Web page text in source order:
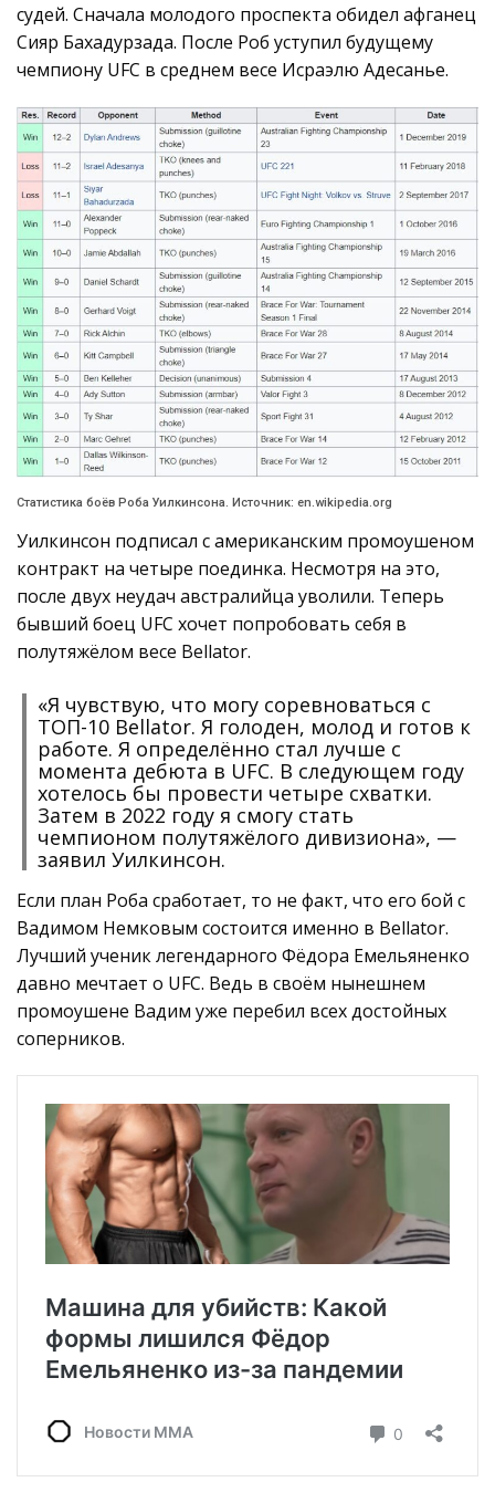
судей. Сначала молодого проспекта обидел афганец
Сияр Бахадурзада. После Роб уступил будущему
чемпиону UFC в среднем весе Исраэлю Адесанье.
Статистика боёв Роба Уилкинсона. Источник: en.wikipedia.org
Уилкинсон подписал с американским промоушеном
контракт на четыре поединка. Несмотря на это,
после двух неудач австралийца уволили. Теперь
бывший боец UFC хочет попробовать себя в
полутяжёлом весе Bellator.
«Я чувствую, что могу соревноваться с
ТОП-10 Bellator. Я голоден, молод и готов к
работе. Я определённо стал лучше с
момента дебюта в UFC. В следующем году
хотелось бы провести четыре схватки.
Затем в 2022 году я смогу стать
чемпионом полутяжёлого дивизиона», —
заявил Уилкинсон.
Если план Роба сработает, то не факт, что его бой с
Вадимом Немковым состоится именно в Bellator.
Лучший ученик легендарного Фёдора Емельяненко
давно мечтает о UFC. Ведь в своём нынешнем
промоушене Вадим уже перебил всех достойных
соперников.